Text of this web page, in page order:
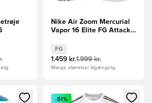
Nike Air Zoom Mercurial
Vapor 16 Elite FG Attack -
FG
1.459 kr.1.999 kr.
Mange størrelser tilgængelig
at logge ind eller tilmelde dig som
Åbner en Modal til at logge
-51%